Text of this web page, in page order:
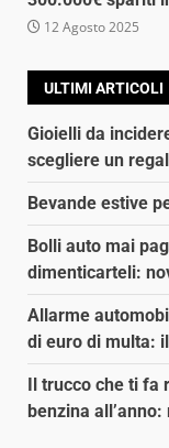
12 Agosto 2025
ULTIMI ARTICOLI
Gioielli da
scegliere un
Bevande estive
Bolli auto mai
dimenticarteli:
Allarme
di euro di multa:
Il trucco che ti fa
benzina